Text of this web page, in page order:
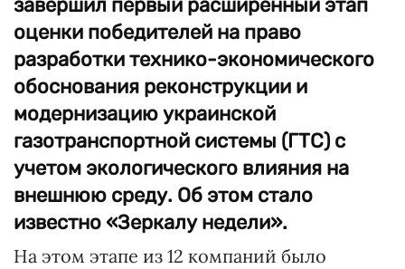
завершил первый расширенный этап
оценки победителей на право
разработки технико-экономического
обоснования реконструкции и
модернизацию украинской
газотранспортной системы (ГТС) с
учетом экологического влияния на
внешнюю среду. Об этом стало
известно «Зеркалу недели».
На этом этапе из 12 компаний было